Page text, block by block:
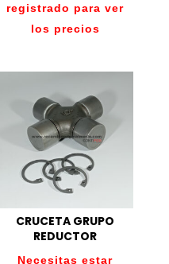
registrado para ver
los precios
CRUCETA GRUPO
REDUCTOR
Necesitas estar